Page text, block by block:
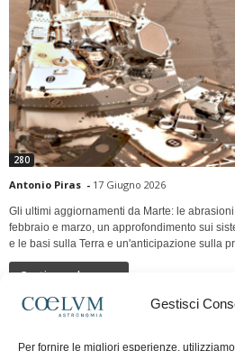
Gestisci
Per fornire le migliori esperienze,
280
Antonio Piras - 17 Giugno 2026
Gli ultimi aggiornamenti da Marte: le
febbraio e marzo, un approfondimento sui
e le basi sulla Terra e un'anticipazione sulla
Continua a leggere